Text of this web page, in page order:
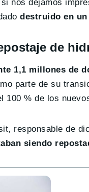
nos dejamos
destruido en
de
1,1 millones de
parte de su
100 % de los
responsable de
siendo